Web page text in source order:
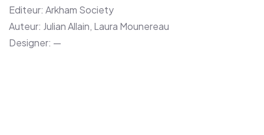
Editeur: Arkham Society
Auteur: Julian Allain, Laura Mounereau
Designer: —